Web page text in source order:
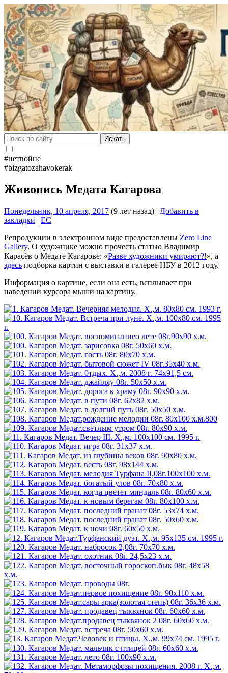
Искать
#нетвойне
#bizgatozahavokerak
Живопись Медата Кагарова
Понедельник, 10 апреля, 2017 (9 лет назад) | Добавить в
закладки | EC
Репродукции в электронном виде предоставлены Zero Line
Gallery. О художнике можно прочесть статью Владимир
Карасёв о Медате Кагарове: «Разве художники умирают?!», а
здесь подборка картин с выставки в галерее НБУ в 2012 году.
Информация о картине, если она есть, всплывает при
наведении курсора мыши на картину.